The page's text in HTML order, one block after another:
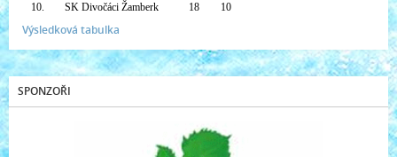
10.
SK Divočáci Žamberk 18 10
Výsledková tabulka
SPONZOŘI